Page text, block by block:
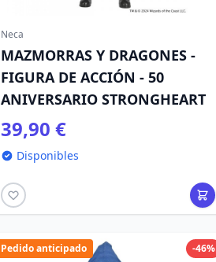
Neca
MAZMORRAS Y DRAGONES -
FIGURA DE ACCIÓN - 50
ANIVERSARIO STRONGHEART
39,90 €
Disponibles
-46%
Pedido anticipado